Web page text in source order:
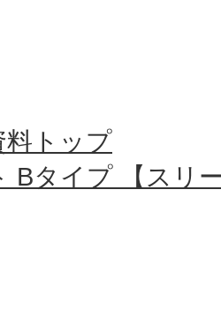
料トップ
Bタイプ 【スリ